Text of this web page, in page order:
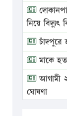
নিয়ে বিদ্যুৎ
চাঁদপুরে
মাকে
আগামী
ঘোষণা